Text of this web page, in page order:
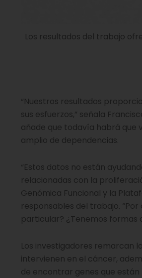
Los resultados del trabajo
“Nuestros resultados
sus esfuerzos,” señala
añade que todavía habrá que
amplio de dependencias.
“Estos datos no están
relacionadas con la
Genómica Funcional y la
responsables del trabajo.
particular? ¿Tenemos formas
Los investigadores remarcan
intervienen en el cáncer,
de encontrar genes que